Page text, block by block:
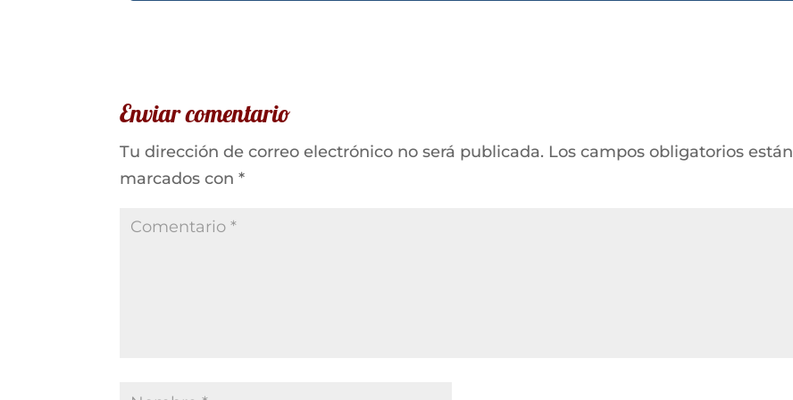
Enviar comentario
Tu dirección de correo electrónico no será publicada. Los campos obligatorios están
marcados con*